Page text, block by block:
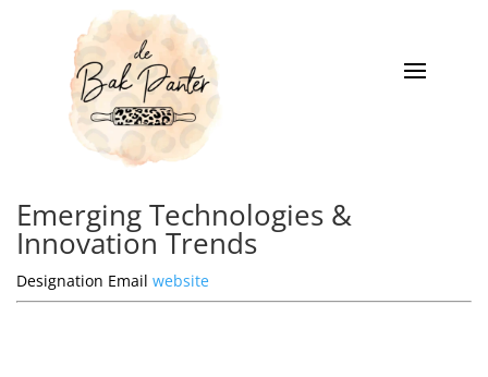
Emerging Technologies &
Innovation Trends
Designation Email website